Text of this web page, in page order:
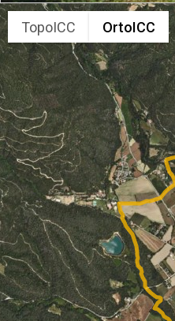
TopoICC OrtoICC